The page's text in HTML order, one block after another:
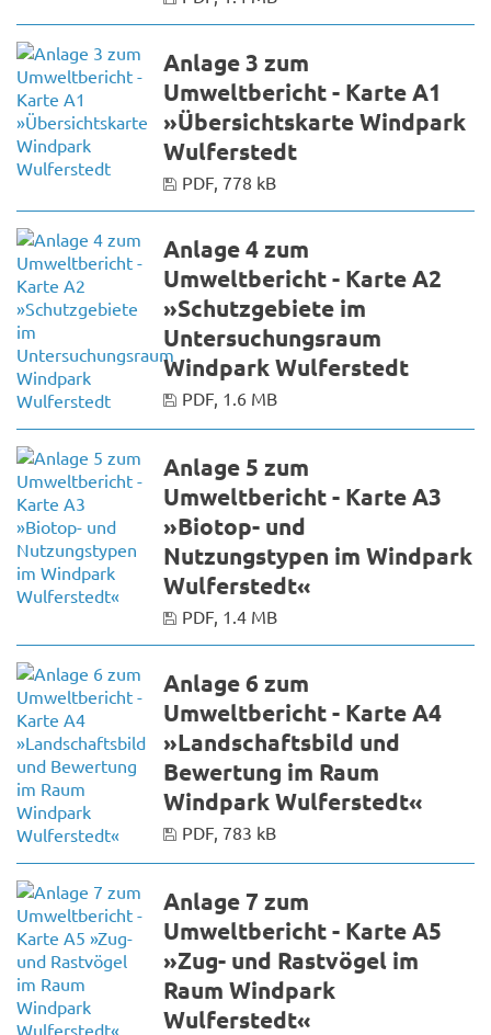
Anlage 3 zum
Umweltbericht - Karte A1
»Übersichtskarte Windpark
Wulferstedt
PDF, 778 kB
Anlage 4 zum
Umweltbericht - Karte A2
»Schutzgebiete im
Untersuchungsraum
Windpark Wulferstedt
PDF, 1.6 MB
Anlage 5 zum
Umweltbericht - Karte A3
»Biotop- und
Nutzungstypen im Windpark
Wulferstedt«
PDF, 1.4 MB
Anlage 6 zum
Umweltbericht - Karte A4
»Landschaftsbild und
Bewertung im Raum
Windpark Wulferstedt«
PDF, 783 kB
Anlage 7 zum
Umweltbericht - Karte A5
»Zug- und Rastvögel im
Raum Windpark
Wulferstedt«